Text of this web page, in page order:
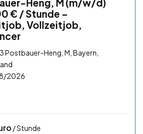
Heng, M (m/w/d)
€ / Stunde –
Vollzeitjob,
Postbauer-Heng, M, Bayern,
2026
/ Stunde